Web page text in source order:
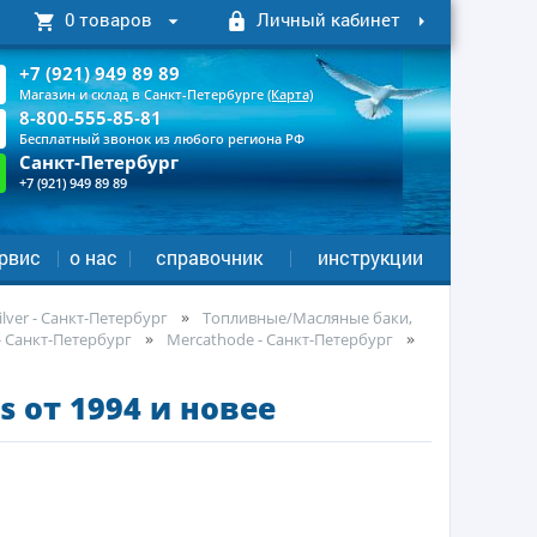
0 товаров Личный кабинет
+7 (921) 949 89 89
Магазин и склад в Санкт-Петербурге (Карта)
8-800-555-85-81
Бесплатный звонок из любого региона РФ
Санкт-Петербург
+7 (921) 949 89 89
о нас справочник инструкции
- Санкт-Петербург
Топливные/Масляные баки,
Петербург
Mercathode - Санкт-Петербург
от 1994 и новее